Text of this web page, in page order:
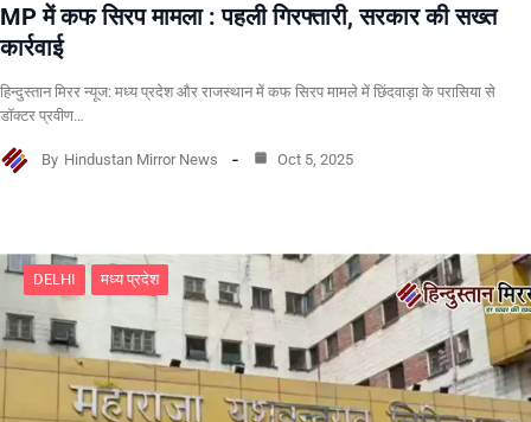
MP में कफ सिरप मामला : पहली गिरफ्तारी, सरकार की सख्त
कार्रवाई
हिन्दुस्तान मिरर न्यूज: मध्य प्रदेश और राजस्थान में कफ सिरप मामले में छिंदवाड़ा के परासिया से
डॉक्टर प्रवीण…
By Hindustan Mirror News Oct 5, 2025
DELHI मध्य प्रदेश